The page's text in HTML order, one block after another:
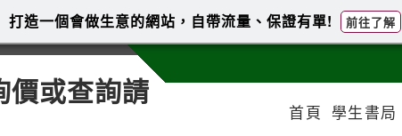
價或查詢請
首頁 學生書局
打造一個會做生意的網站，自帶流量、保證有單! 前往了解